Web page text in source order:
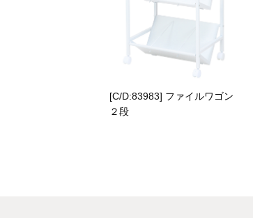
[C/D:83983] ファイルワゴン
２段